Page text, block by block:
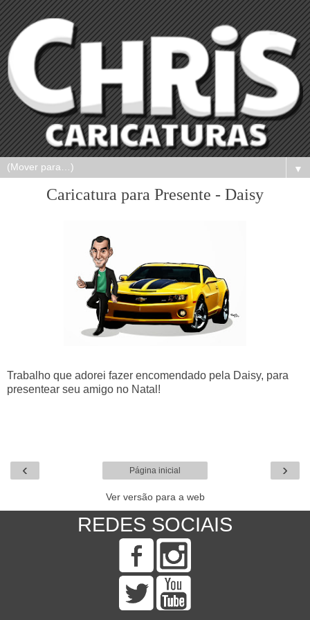
▼
Caricatura para Presente - Daisy
Trabalho que adorei fazer encomendado pela Daisy, para
presentear seu amigo no Natal!
‹ ›
Página inicial
Ver versão para a web
REDES SOCIAIS